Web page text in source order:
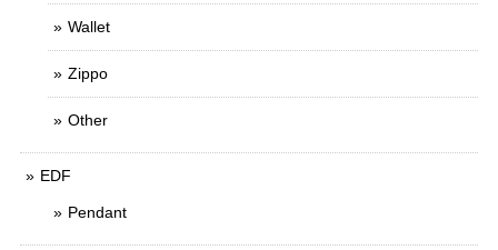
Wallet
Zippo
Other
EDF
Pendant